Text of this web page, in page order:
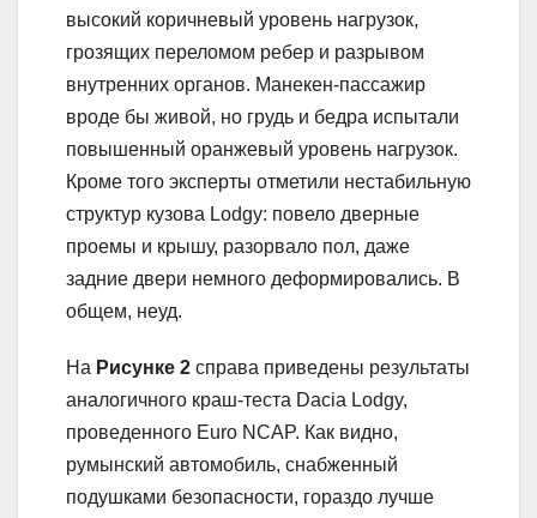
высокий коричневый уровень нагрузок,
грозящих переломом ребер и разрывом
внутренних органов. Манекен-пассажир
вроде бы живой, но грудь и бедра испытали
повышенный оранжевый уровень нагрузок.
Кроме того эксперты отметили нестабильную
структур кузова Lodgy: повело дверные
проемы и крышу, разорвало пол, даже
задние двери немного деформировались. В
общем, неуд.
На Рисунке 2 справа приведены результаты
аналогичного краш-теста Dacia Lodgy,
проведенного Euro NCAP. Как видно,
румынский автомобиль, снабженный
подушками безопасности, гораздо лучше